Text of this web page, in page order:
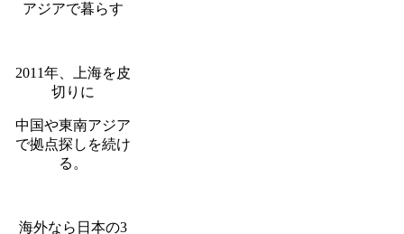
アジアで暮らす
2011年、上海を皮
切りに
中国や東南アジア
で拠点探しを続け
る。
海外なら日本の3